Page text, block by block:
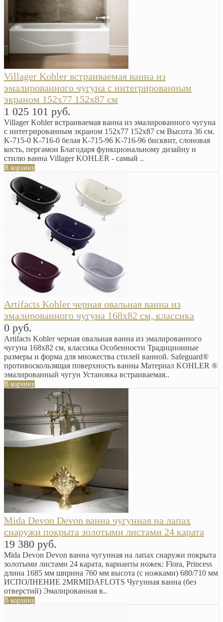
Villager Kohler встраиваемая ванна из
эмалированного чугуна с интегрированным
экраном 152х77 152х87 см
1 025 101 руб.
Villager Kohler встраиваемая ванна из эмалированного чугуна
с интегрированным экраном 152х77 152х87 см Высота 36 см.
K-715-0 K-716-0 белая K-715-96 K-716-96 бисквит, слоновая
кость, пергамон Благодаря функциональному дизайну и
стилю ванна Villager KOHLER - самый ..
В корзину
Artifacts Kohler черная овальная ванна из
эмалированного чугуна 168х82 см, классика
0 руб.
Artifacts Kohler черная овальная ванна из эмалированного
чугуна 168х82 см, классика Особенности Традиционные
размеры и форма для множества стилей ванной. Safeguard®
противоскользящая поверхность ванны Материал KOHLER ®
эмалированный чугун Установка встраиваемая..
В корзину
Mida Devon Devon ванна чугунная на лапах
снаружи покрыта золотыми листами 24 карата
19 380 руб.
Mida Devon Devon ванна чугунная на лапах снаружи покрыта
золотыми листами 24 карата, варианты ножек: Flora, Princess
длина 1685 мм ширина 760 мм высота (с ножками) 680/710 мм
ИСПОЛНЕНИЕ 2MRMIDAFLOTS Чугунная ванна (без
отверстий) Эмалированная в..
В корзину